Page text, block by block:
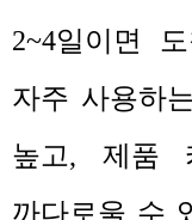
2~4일이면
자주 사용하
높고, 제품
까다로울 수